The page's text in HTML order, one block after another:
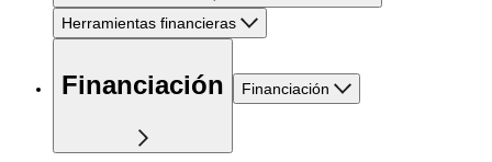
Herramientas financieras
Financiación Financiación